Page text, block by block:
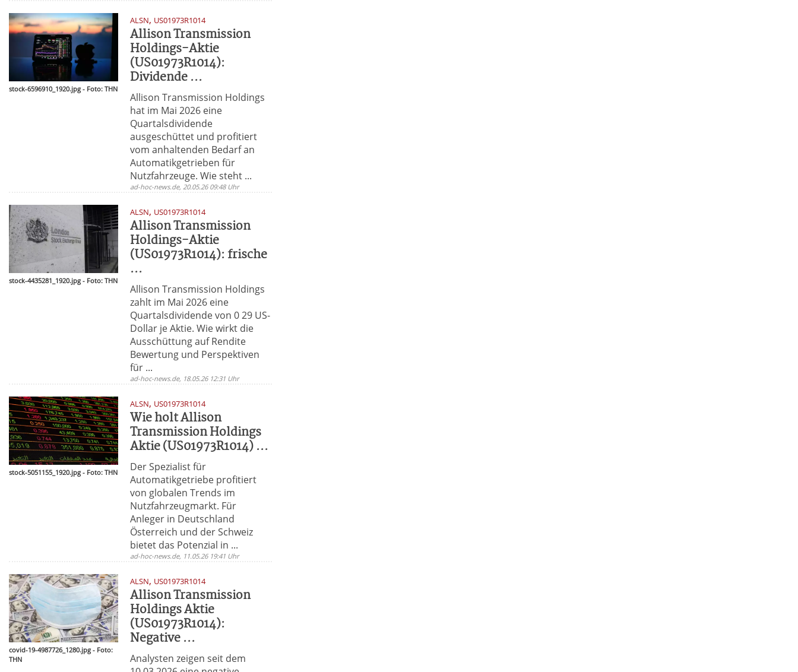
stock-6596910_1920.jpg - Foto: THN
ALSN, US01973R1014
Allison Transmission
Holdings-Aktie
(US01973R1014):
Dividende ...
Allison Transmission Holdings
hat im Mai 2026 eine
Quartalsdividende
ausgeschüttet und profitiert
vom anhaltenden Bedarf an
Automatikgetrieben für
Nutzfahrzeuge. Wie steht ...
ad-hoc-news.de, 20.05.26 09:48 Uhr
stock-4435281_1920.jpg - Foto: THN
ALSN, US01973R1014
Allison Transmission
Holdings-Aktie
(US01973R1014): frische
...
Allison Transmission Holdings
zahlt im Mai 2026 eine
Quartalsdividende von 0 29 US-
Dollar je Aktie. Wie wirkt die
Ausschüttung auf Rendite
Bewertung und Perspektiven
für ...
ad-hoc-news.de, 18.05.26 12:31 Uhr
stock-5051155_1920.jpg - Foto: THN
ALSN, US01973R1014
Wie holt Allison
Transmission Holdings
Aktie (US01973R1014) ...
Der Spezialist für
Automatikgetriebe profitiert
von globalen Trends im
Nutzfahrzeugmarkt. Für
Anleger in Deutschland
Österreich und der Schweiz
bietet das Potenzial in ...
ad-hoc-news.de, 11.05.26 19:41 Uhr
covid-19-4987726_1280.jpg - Foto:
THN
ALSN, US01973R1014
Allison Transmission
Holdings Aktie
(US01973R1014):
Negative ...
Analysten zeigen seit dem